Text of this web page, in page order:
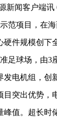
闻客户端讯
范项目，在
规模创下全
足球场，由3
电机组，创
出优势，电
峰值。超长时